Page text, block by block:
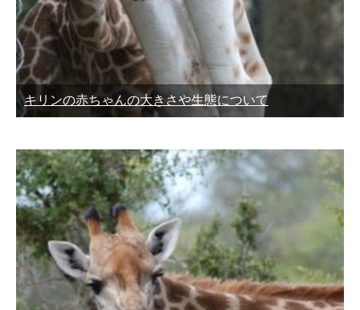
キリンの赤ちゃんの大きさや生態について